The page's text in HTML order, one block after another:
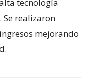
tecnología
realizaron
mejorando